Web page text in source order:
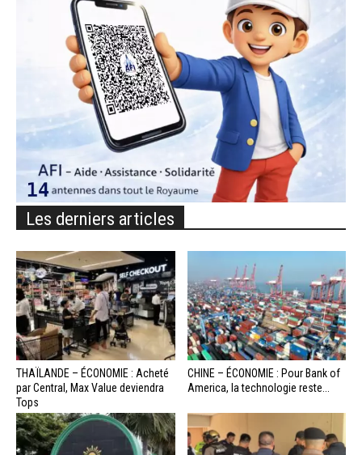
Les derniers articles
THAÏLANDE – ÉCONOMIE : Acheté
par Central, Max Value deviendra
Tops
CHINE – ÉCONOMIE : Pour Bank of
America, la technologie reste...